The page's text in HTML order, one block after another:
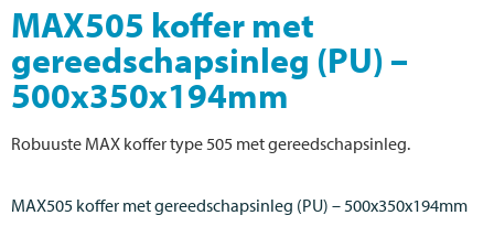
MAX505 koffer met
gereedschapsinleg (PU) –
500x350x194mm
Robuuste MAX koffer type 505 met gereedschapsinleg.
MAX505 koffer met gereedschapsinleg (PU) – 500x350x194mm